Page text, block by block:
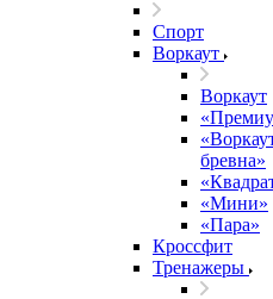
Спорт
Воркаут
Воркаут
бревна»
«Мини»
«Пара»
Кроссфит
Тренажеры